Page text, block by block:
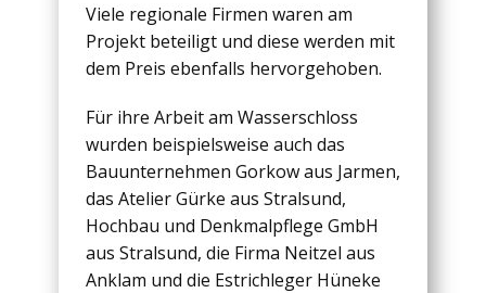
Viele regionale Firmen waren am
Projekt beteiligt und diese werden mit
dem Preis ebenfalls hervorgehoben.
Für ihre Arbeit am Wasserschloss
wurden beispielsweise auch das
Bauunternehmen Gorkow aus Jarmen,
das Atelier Gürke aus Stralsund,
Hochbau und Denkmalpflege GmbH
aus Stralsund, die Firma Neitzel aus
Anklam und die Estrichleger Hüneke